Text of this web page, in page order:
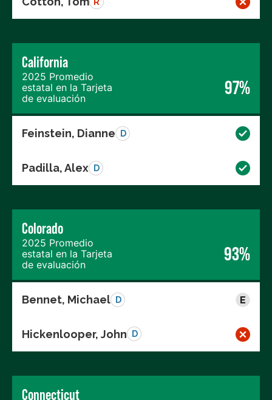
California
2025 Promedio
estatal en la Tarjeta
de evaluación
97%
Feinstein, Dianne D
Padilla, Alex D
Colorado
2025 Promedio
estatal en la Tarjeta
de evaluación
93%
Bennet, Michael D
Hickenlooper, John D
Connecticut